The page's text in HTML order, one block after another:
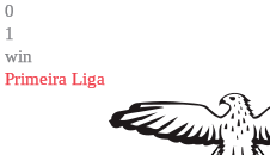
0
1
win
Primeira Liga